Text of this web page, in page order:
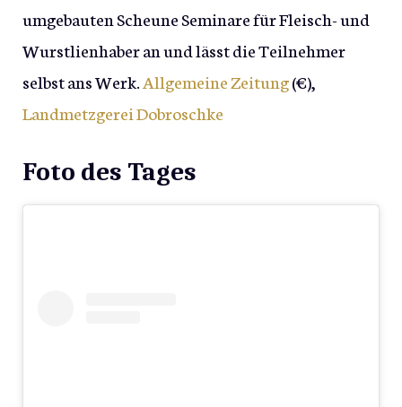
umgebauten Scheune Seminare für Fleisch- und
Wurstlienhaber an und lässt die Teilnehmer
selbst ans Werk.Allgemeine Zeitung(€),
Landmetzgerei Dobroschke
Foto des Tages